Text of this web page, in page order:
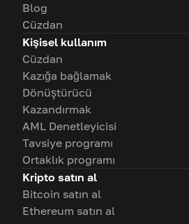
Blog
Cüzdan
Kişisel kullanım
Cüzdan
Kazığa bağlamak
Dönüştürücü
Kazandırmak
AML Denetleyicisi
Tavsiye programı
Ortaklık programı
Kripto satın al
Bitcoin satın al
Ethereum satın al